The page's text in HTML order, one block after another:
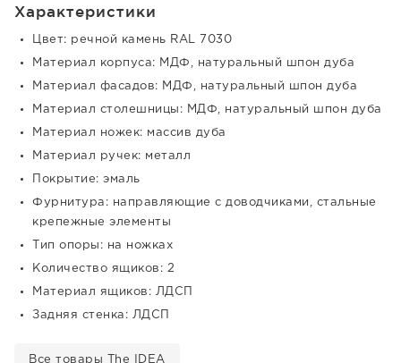
Характеристики
Цвет: речной камень RAL 7030
Материал корпуса: МДФ, натуральный шпон дуба
Материал фасадов: МДФ, натуральный шпон дуба
Материал столешницы: МДФ, натуральный шпон дуба
Материал ножек: массив дуба
Материал ручек: металл
Покрытие: эмаль
Фурнитура: направляющие с доводчиками, стальные
крепежные элементы
Тип опоры: на ножках
Количество ящиков: 2
Материал ящиков: ЛДСП
Задняя стенка: ЛДСП
Все товары The IDEA